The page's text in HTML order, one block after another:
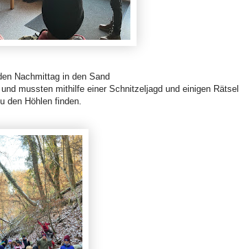
Nachmittag in den Sand
mussten mithilfe einer Schnitzeljagd und einigen Rätsel
den Höhlen finden.